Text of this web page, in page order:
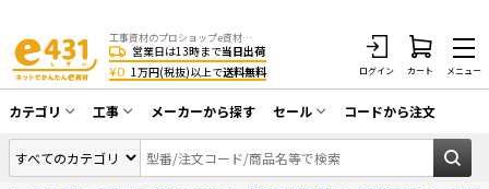
工事資材のプロショップe資材 CATV・アンテナ・防犯・光・LAN・電気・空調工事など
営業日は13時まで当日出荷
¥0 1万円(税抜)以上で送料無料 ログイン カート メニュー
カテゴリ
同軸ケーブル／テレビ用接栓／関連工具
工事
CATV・アンテナ工事
メーカーから探す セール
在庫一掃セール
コードから注文